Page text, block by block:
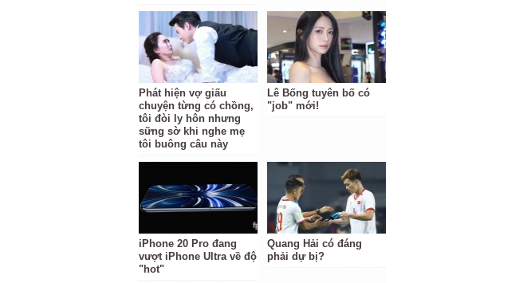
Phát hiện vợ giấu
chuyện từng có chồng,
tôi đòi ly hôn nhưng
sững sờ khi nghe mẹ
tôi buông câu này
Lê Bống tuyên bố có
"job" mới!
iPhone 20 Pro đang
vượt iPhone Ultra về độ
"hot"
Quang Hải có đáng
phải dự bị?